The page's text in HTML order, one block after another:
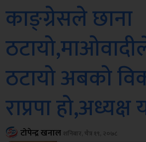
काङ्ग्रेसले छाना
ठटायो अबको
राप्रपा हो,अध्यक्ष
टोपेन्द्र खनाल शनिबार, चैत्र १९, २०७८